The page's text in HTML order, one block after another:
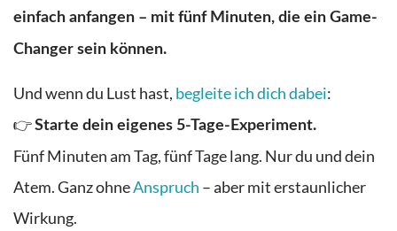
einfach anfangen – mit fünf Minuten, die ein Game-
Changer sein können.
Und wenn du Lust hast, begleite ich dich dabei:
👉Starte dein eigenes 5-Tage-Experiment.
Fünf Minuten am Tag, fünf Tage lang. Nur du und dein
Atem. Ganz ohneAnspruch – aber mit erstaunlicher
Wirkung.